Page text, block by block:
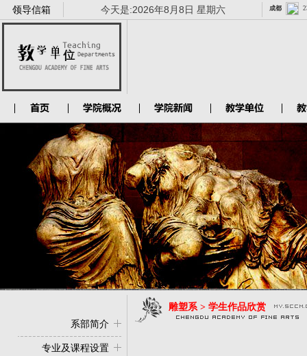
领导信箱 今天是:2026年8月8日 星期六
系部简介
专业及课程设置
雕塑系 > 学生作品欣赏